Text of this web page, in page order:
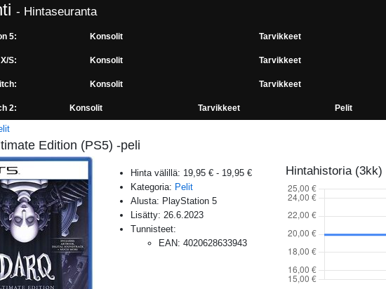
- Hintaseuranta
5: Konsolit Tarvikkeet
S: Konsolit Tarvikkeet
Konsolit Tarvikkeet
2: Konsolit Tarvikkeet Pelit
Edition (PS5) -peli
Hinta välillä: 19,95 € - 19,95 €
Kategoria: Pelit
Alusta: PlayStation 5
Lisätty: 26.6.2023
Tunnisteet:
EAN: 4020628633943
Hintahistoria (3kk)